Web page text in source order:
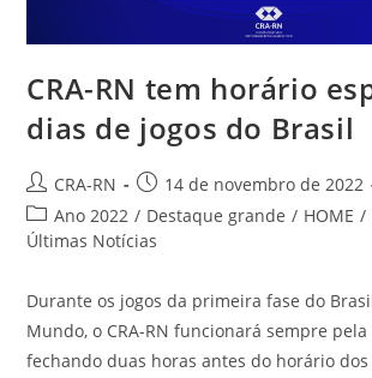
CRA-RN tem horário
dias de jogos do Brasil
Autor
do
post:
CRA-RN
Post
publicado:
14 de novembro de 2022
Categoria
do
Ano 2022 / Destaque grande / HOME /
Últimas Notícias
Durante os jogos da primeira fase do
Mundo, o CRA-RN funcionará sempre
fechando duas horas antes do horário